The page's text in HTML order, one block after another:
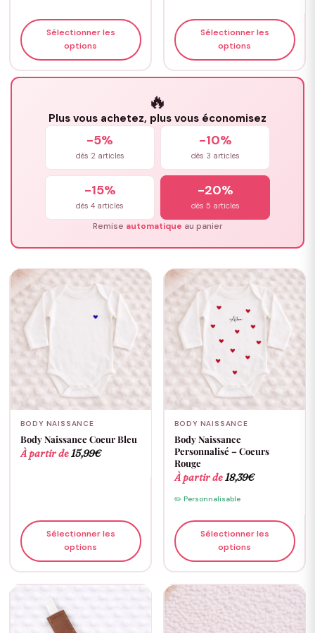
Sélectionner les
options
Sélectionner les
options
🔥
Plus vous achetez, plus vous économisez
-5%
dès 2 articles
-10%
dès 3 articles
-15%
dès 4 articles
-20%
dès 5 articles
Remise automatique au panier
BODY NAISSANCE
Body Naissance Coeur Bleu
À partir de15,99€
Sélectionner les
options
BODY NAISSANCE
Body Naissance
Personnalisé – Coeurs
Rouge
À partir de18,39€
✏️ Personnalisable
Sélectionner les
options